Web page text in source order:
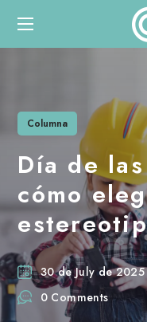
Columna
Día de
cómo
30 de July de 2025
0 Comments